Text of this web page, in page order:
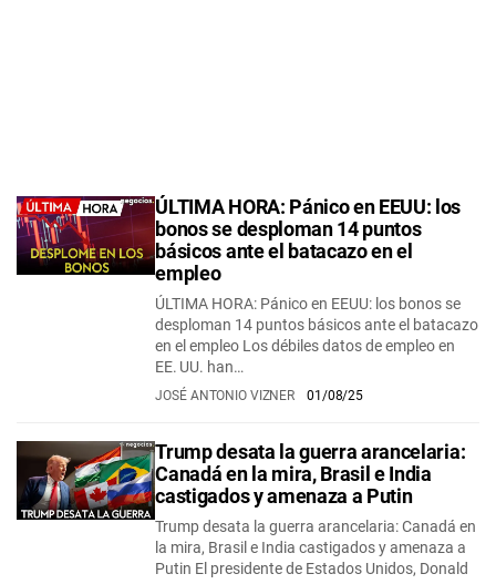
ÚLTIMA HORA: Pánico en EEUU: los
bonos se desploman 14 puntos
básicos ante el batacazo en el
empleo
ÚLTIMA HORA: Pánico en EEUU: los bonos se
desploman 14 puntos básicos ante el batacazo
en el empleo Los débiles datos de empleo en
EE. UU. han…
JOSÉ ANTONIO VIZNER 01/08/25
Trump desata la guerra arancelaria:
Canadá en la mira, Brasil e India
castigados y amenaza a Putin
Trump desata la guerra arancelaria: Canadá en
la mira, Brasil e India castigados y amenaza a
Putin El presidente de Estados Unidos, Donald